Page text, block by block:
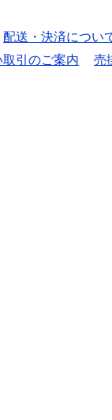
配送・決済につい
引のご案内 売